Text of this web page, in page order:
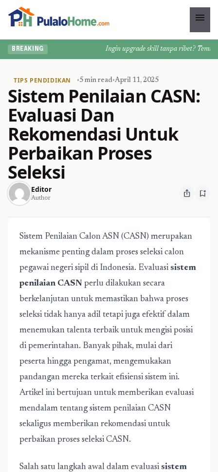
menu
BREAKING Ingin upgrade skill tanpa ribet?
TIPS PENDIDIKAN •5 min read•April 11, 2025
Sistem Penilaian CASN:
Evaluasi Dan
Rekomendasi Untuk
Perbaikan Proses
Seleksi
Editor
Author ios_share bookmark_add
Sistem Penilaian Calon ASN (CASN) merupakan
mekanisme penting dalam proses seleksi calon
pegawai negeri sipil di Indonesia. Evaluasi sistem
penilaian CASN perlu dilakukan secara
berkelanjutan untuk memastikan bahwa proses
seleksi tidak hanya adil tetapi juga efektif dalam
menemukan talenta terbaik untuk mengisi posisi
di pemerintahan. Banyak pihak, mulai dari
peserta hingga pengamat, mengemukakan
pandangan mereka terkait efisiensi sistem ini.
Artikel ini bertujuan untuk memberikan evaluasi
mendalam tentang sistem penilaian CASN
sekaligus memberikan rekomendasi untuk
perbaikan proses seleksi CASN.
Salah satu langkah awal dalam evaluasi sistem